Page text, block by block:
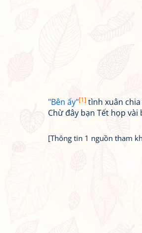
"Bên ấy"[1] tình xuân
Chừ đây bạn Tết họp vài
[Thông tin 1 nguồn tham